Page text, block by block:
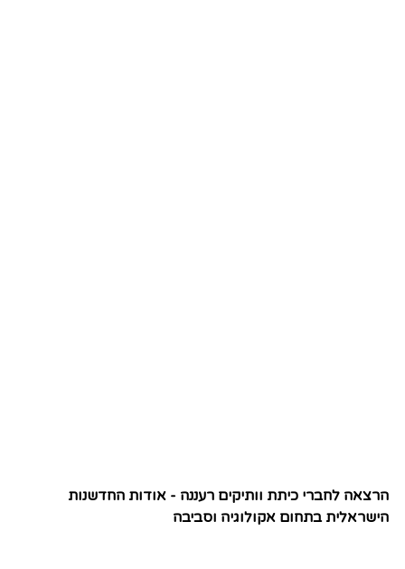
הרצאה לחברי כיתת וותיקים רעננה - אודות החדשנות
הישראלית בתחום אקולוגיה וסביבה